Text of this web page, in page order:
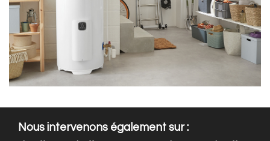
Nous intervenons également sur :